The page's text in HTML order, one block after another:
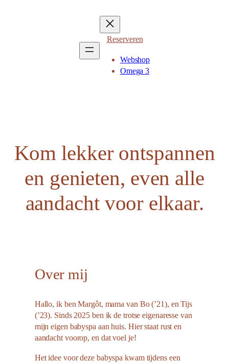
Reserveren
Webshop
Omega 3
Kom lekker ontspannen
en genieten, even alle
aandacht voor elkaar.
Over mij
Hallo, ik ben Margôt, mama van Bo (’21), en Tijs
(’23). Sinds 2025 ben ik de trotse eigenaresse van
mijn eigen babyspa aan huis. Hier staat rust en
aandacht voorop, en dat voel je!
Het idee voor deze babyspa kwam tijdens een